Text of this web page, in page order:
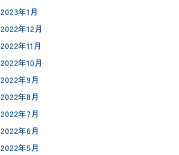
2023年1月
2022年12月
2022年11月
2022年10月
2022年9月
2022年8月
2022年7月
2022年6月
2022年5月